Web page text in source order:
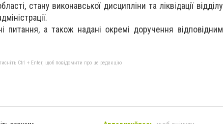
стану виконавської дисципліни та ліквідації відділу
питання, а також надані окремі доручення відповідним
Ctrl + Enter, щоб повідомити про це редакцію